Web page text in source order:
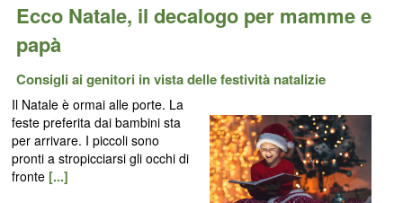
Ecco Natale, il decalogo per mamme e
papà
Consigli ai genitori in vista delle festività natalizie
Il Natale è ormai alle porte. La
feste preferita dai bambini sta
per arrivare. I piccoli sono
pronti a stropicciarsi gli occhi di
fronte [...]